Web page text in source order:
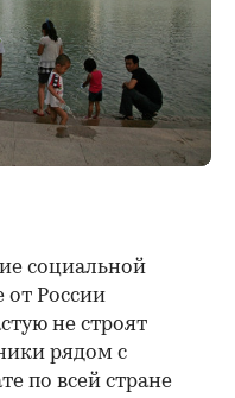
социальной
от России
не строят
рядом с
по всей стране